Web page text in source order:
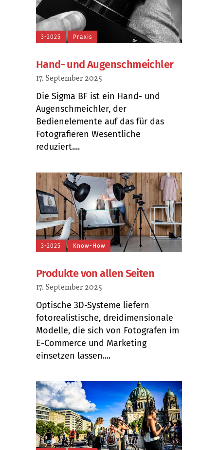
3-2025 Praxis
Hand- und Augenschmeichler
17. September 2025
Die Sigma BF ist ein Hand- und
Augenschmeichler, der
Bedienelemente auf das für das
Fotografieren Wesentliche
reduziert....
3-2025 Know-How
Produkte von allen Seiten
17. September 2025
Optische 3D-Systeme liefern
fotorealistische, dreidimensionale
Modelle, die sich von Fotografen im
E-Commerce und Marketing
einsetzen lassen....